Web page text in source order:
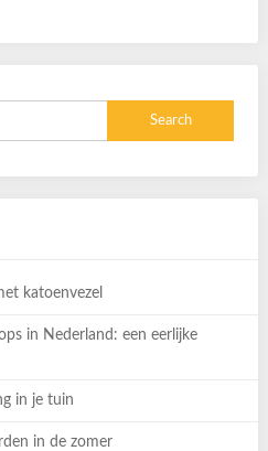
katoenvezel
in Nederland: een eerlijke
in je tuin
in de zomer